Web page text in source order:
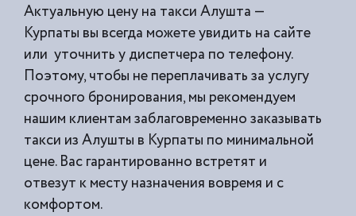
Актуальную цену на такси Алушта —
Курпаты вы всегда можете увидить на сайте
или уточнить у диспетчера по телефону.
Поэтому, чтобы не переплачивать за услугу
срочного бронирования, мы рекомендуем
нашим клиентам заблаговременно заказывать
такси изАлушты в Курпаты по минимальной
цене. Вас гарантированно встретят и
отвезут к месту назначения вовремя и с
комфортом.